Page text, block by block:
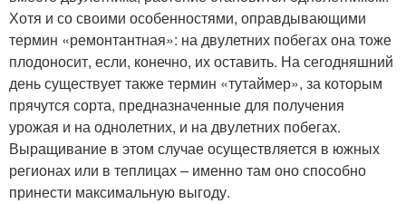
Хотя и со своими особенностями, оправдывающими
термин «ремонтантная»: на двулетних побегах она тоже
плодоносит, если, конечно, их оставить. На сегодняшний
день существует также термин «тутаймер», за которым
прячутся сорта, предназначенные для получения
урожая и на однолетних, и на двулетних побегах.
Выращивание в этом случае осуществляется в южных
регионах или в теплицах – именно там оно способно
принести максимальную выгоду.